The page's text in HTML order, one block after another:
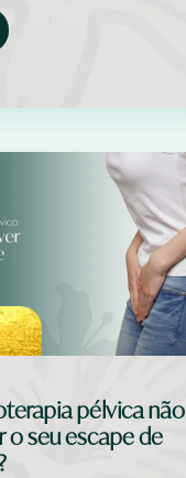
pélvica não
o seu escape de